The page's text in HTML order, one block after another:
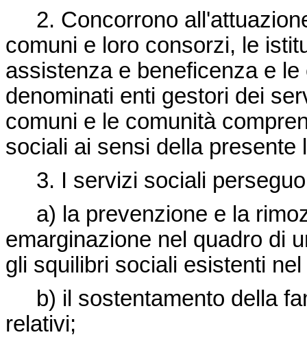
2. Concorrono
comuni e loro consorzi, le
assistenza e beneficenza e
denominati enti gestori dei
comuni e le comunità
sociali ai sensi della presente
3. I servizi sociali
a) la prevenzione e la
emarginazione nel quadro di
gli squilibri sociali esistenti
b) il sostentamento della
relativi;